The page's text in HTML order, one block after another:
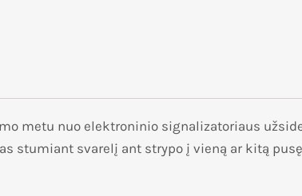
metu nuo elektroninio signalizatoriaus
stumiant svarelį ant strypo į vieną ar kitą